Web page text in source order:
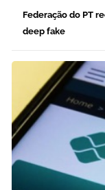
Federação do PT
deep fake